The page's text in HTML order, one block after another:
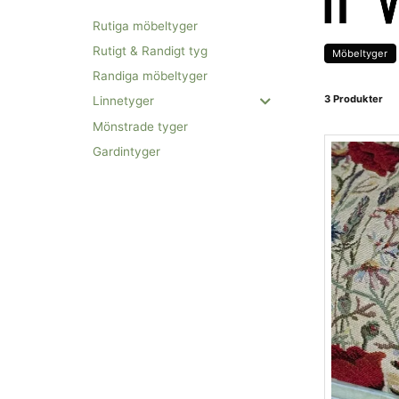
Rutiga möbeltyger
Rutigt & Randigt tyg
Randiga möbeltyger
Linnetyger
Mönstrade tyger
Gardintyger
Nevotex
Möbeltyger
3 Produkter